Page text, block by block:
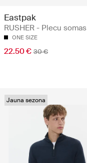
Eastpak
RUSHER - Plecu somas
ONE SIZE
22.50 € 30 €
Jauna sezona